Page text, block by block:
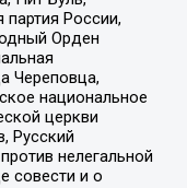
России,
Орден
Череповца,
национальное
церкви
Русский
нелегальной
совести и о